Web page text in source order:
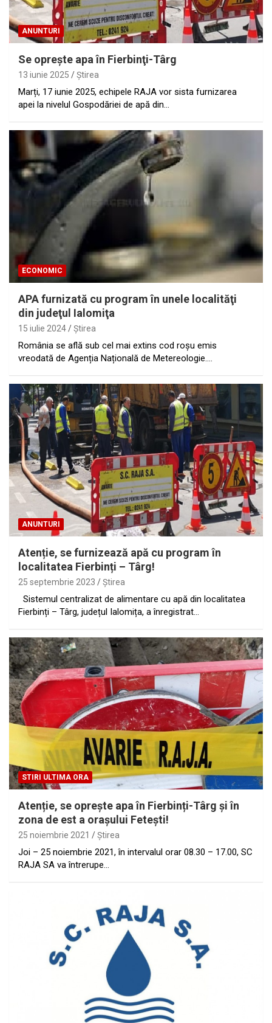
ANUNTURI
Se opreşte apa în Fierbinţi-Târg
13 iunie 2025 Ştirea
Marți, 17 iunie 2025, echipele RAJA vor sista furnizarea
apei la nivelul Gospodăriei de apă din…
ECONOMIC
APA furnizată cu program în unele localităţi
din judeţul Ialomiţa
15 iulie 2024 Ştirea
România se află sub cel mai extins cod roșu emis
vreodată de Agenția Națională de Metereologie.…
ANUNTURI
Atenție, se furnizează apă cu program în
localitatea Fierbinți – Târg!
25 septembrie 2023 Ştirea
Sistemul centralizat de alimentare cu apă din localitatea
Fierbinți – Târg, județul Ialomița, a înregistrat…
STIRI ULTIMA ORA
Atenție, se oprește apa în Fierbinți-Târg și în
zona de est a orașului Fetești!
25 noiembrie 2021 Ştirea
Joi – 25 noiembrie 2021, în intervalul orar 08.30 – 17.00, SC
RAJA SA va întrerupe…